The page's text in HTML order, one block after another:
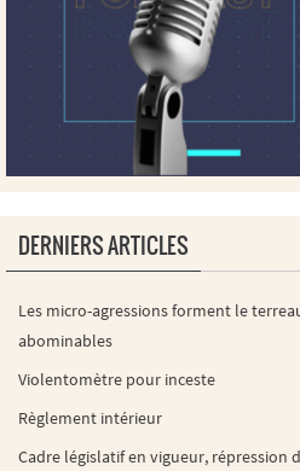
DERNIERS ARTICLES
Les micro-agressions forment le
abominables
Violentomètre pour inceste
Règlement intérieur
Cadre législatif en vigueur, répression